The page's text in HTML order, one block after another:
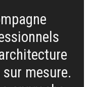
mesure.